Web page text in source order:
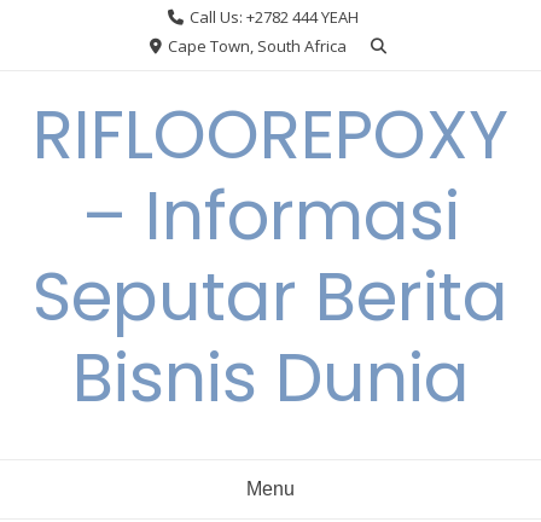
Call Us: +2782 444 YEAH
Cape Town, South Africa
RIFLOOREPOXY
– Informasi
Seputar Berita
Bisnis Dunia
Menu